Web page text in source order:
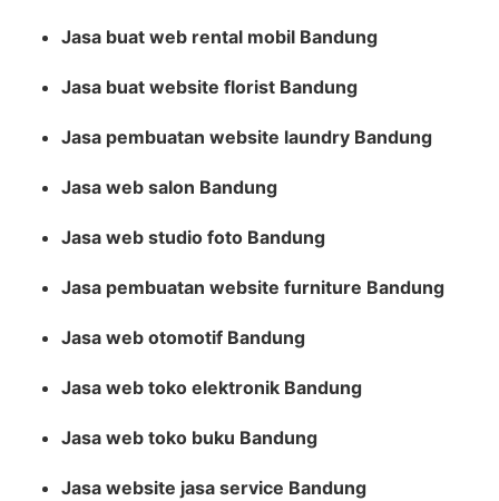
Jasa buat web rental mobil Bandung
Jasa buat website florist Bandung
Jasa pembuatan website laundry Bandung
Jasa web salon Bandung
Jasa web studio foto Bandung
Jasa pembuatan website furniture Bandung
Jasa web otomotif Bandung
Jasa web toko elektronik Bandung
Jasa web toko buku Bandung
Jasa website jasa service Bandung